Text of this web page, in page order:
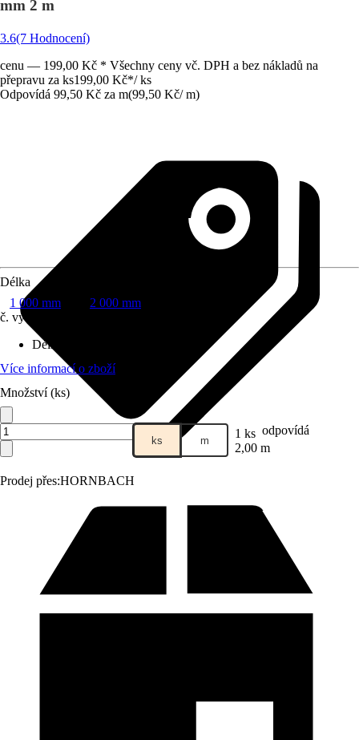
mm 2 m
3.6(7 Hodnocení)
cenu — 199,00 Kč * Všechny ceny vč. DPH a bez nákladů na
přepravu za ks199,00 Kč*/ ks
Odpovídá 99,50 Kč za m(99,50 Kč/ m)
Prodej přes:HORNBACH
Délka
1 000 mm
2 000 mm
č. výrobku
Délka
Více informací o zboží
Množství (ks)
ks m 1 ks odpovídá
2,00 m